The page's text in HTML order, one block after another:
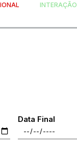
Data Final